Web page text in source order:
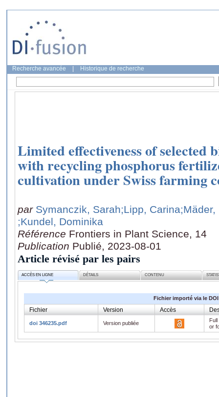
Recherche avancée Historique de recherche
Limited effectiveness of selected
with recycling phosphorus
cultivation under Swiss farming
par Symanczik, Sarah;Lipp, Carina;Mäder,
;Kundel, Dominika
Référence Frontiers in Plant Science, 14
Publication Publié, 2023-08-01
Article révisé par les pairs
ACCÈS EN LIGNE DÉTAILS CONTENU
Fichier importé via le DOI
Fichier Version Accès
doi 346235.pdf Version publiée
or